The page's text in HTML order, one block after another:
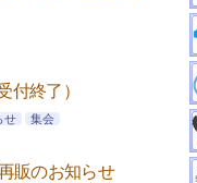
付終了）
せ 集会
販のお知らせ